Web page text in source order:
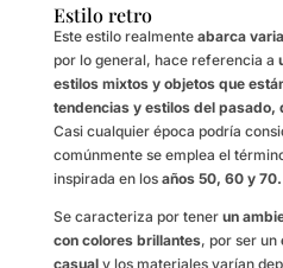
Estilo retro
Este estilo realmente abarca
por lo general, hace referencia a
estilos mixtos y objetos que
tendencias y estilos del pasado,
Casi cualquier época podría
comúnmente se emplea el
inspirada en los años 50, 60 y 70.
Se caracteriza por tener un
con colores brillantes, por ser un
casualy los materiales varían